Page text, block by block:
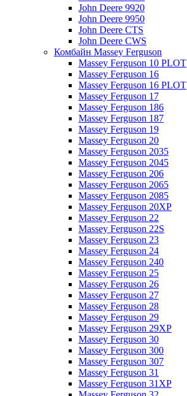
John Deere 9920
John Deere 9950
John Deere CTS
John Deere CWS
Комбайн Massey Ferguson
Massey Ferguson 10 PLOT
Massey Ferguson 16
Massey Ferguson 16 PLOT
Massey Ferguson 17
Massey Ferguson 186
Massey Ferguson 187
Massey Ferguson 19
Massey Ferguson 20
Massey Ferguson 2035
Massey Ferguson 2045
Massey Ferguson 206
Massey Ferguson 2065
Massey Ferguson 2085
Massey Ferguson 20XP
Massey Ferguson 22
Massey Ferguson 22S
Massey Ferguson 23
Massey Ferguson 24
Massey Ferguson 240
Massey Ferguson 25
Massey Ferguson 26
Massey Ferguson 27
Massey Ferguson 28
Massey Ferguson 29
Massey Ferguson 29XP
Massey Ferguson 30
Massey Ferguson 300
Massey Ferguson 307
Massey Ferguson 31
Massey Ferguson 31XP